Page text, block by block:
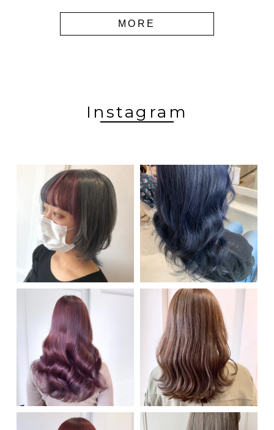
MORE
Instagram